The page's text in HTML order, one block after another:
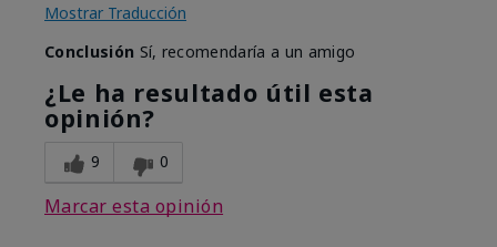
Mostrar Traducción
Conclusión Sí, recomendaría a un amigo
¿Le ha resultado útil esta
opinión?
9 0
Marcar esta opinión